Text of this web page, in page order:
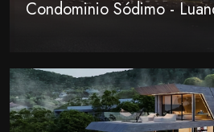
Condominio Sódimo -